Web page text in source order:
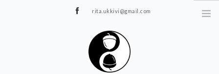
rita.ukkivi@gmail.com